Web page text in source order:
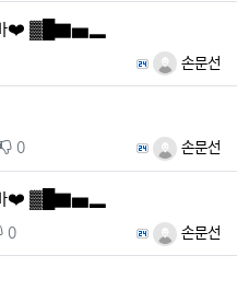
바❤️ ▓█▇▅▂
등록자 손문선
등록자 손문선
비추천
0
바❤️ ▓█▇▅▂
등록자 손문선
비추천
0